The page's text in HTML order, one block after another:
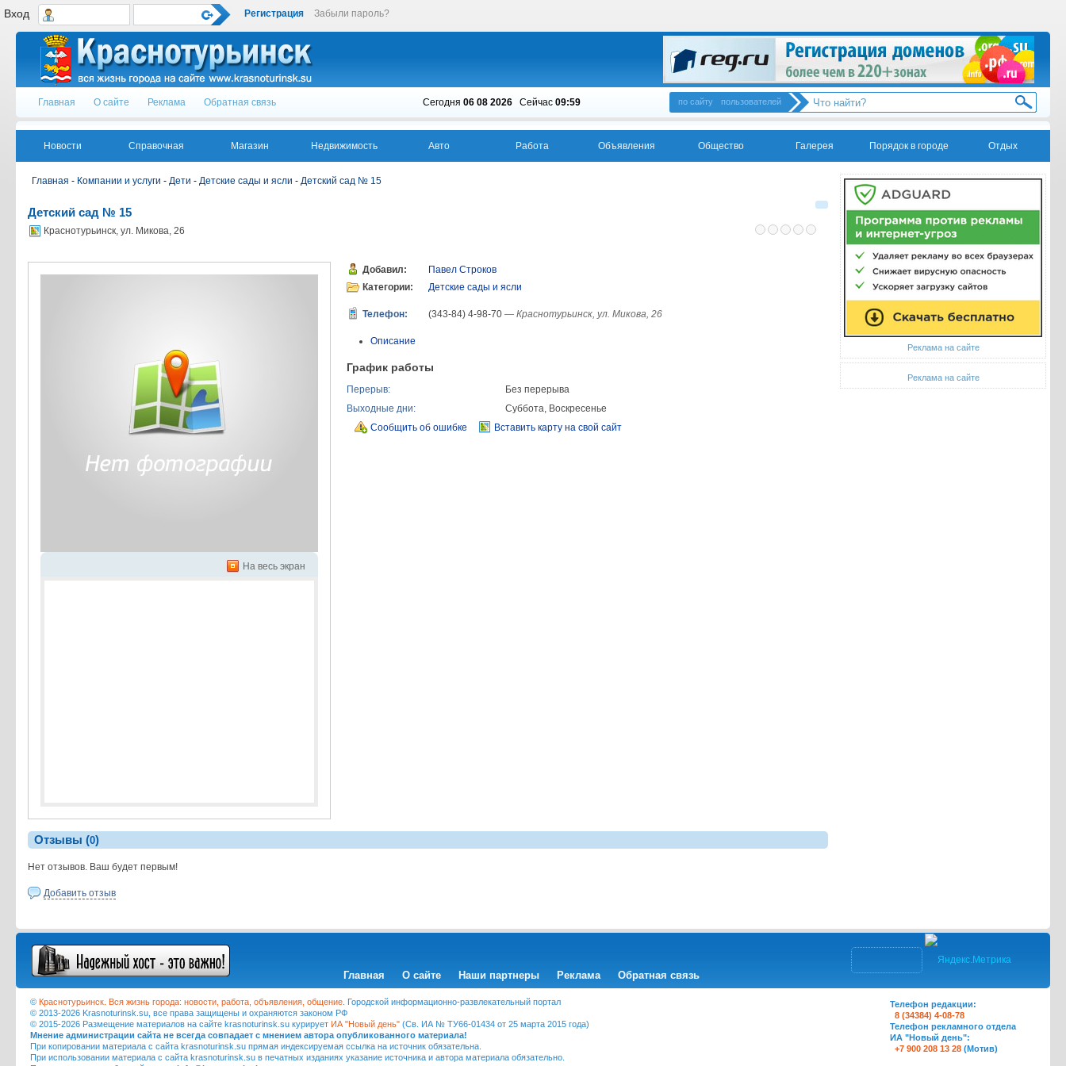
Вход Регистрация Забыли пароль?
Главная О сайте Реклама Обратная связь Сегодня 06 08 2026 Cейчас 09:59 по сайту пользователей
Новости Справочная Магазин Недвижимость Авто Работа Объявления Общество Галерея Порядок в городе Отдых
Главная - Компании и услуги - Дети - Детские сады и ясли - Детский сад № 15
Детский сад № 15
Краснотурьинск, ул. Микова, 26
На весь экран
Добавил:
Павел Строков
Категории:
Детские сады и ясли
Телефон: (343-84) 4-98-70 — Краснотурьинск, ул. Микова, 26
Описание
График работы
Перерыв:
Без перерыва
Выходные дни:
Суббота, Воскресенье
Сообщить об ошибке
Вставить карту на свой сайт
Отзывы (0)
Нет отзывов. Ваш будет первым!
Добавить отзыв
Реклама на сайте
Реклама на сайте
Главная О сайте Наши партнеры Реклама Обратная связь
© Краснотурьинск. Вся жизнь города: новости, работа, объявления, общение . Городской информационно-развлекательный портал
© 2013-2026 Krasnoturinsk.su, все права защищены и охраняются законом РФ
© 2015-2026 Размещение материалов на сайте krasnoturinsk.su курирует ИА "Новый день" (Св. ИА № ТУ66-01434 от 25 марта 2015 года)
Мнение администрации сайта не всегда совпадает с мнением автора опубликованного материала!
При копировании материала с сайта krasnoturinsk.su прямая индексируемая ссылка на источник обязательна.
При использовании материала с сайта krasnoturinsk.su в печатных изданиях указание источника и автора материала обязательно.
Телефон редакции:
8 (34384) 4-08-78
Телефон рекламного отдела
ИА "Новый день":
+7 900 208 13 28 (Мотив)